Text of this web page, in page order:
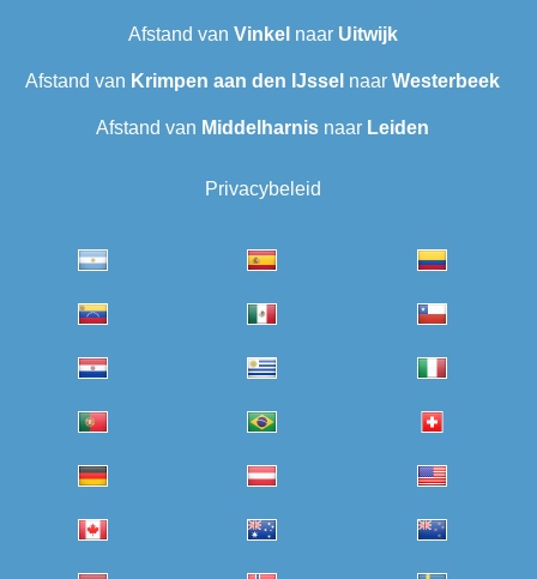
Afstand van Vinkel naar Uitwijk
Afstand van Krimpen aan den IJssel naar Westerbeek
Afstand van Middelharnis naar Leiden
Privacybeleid